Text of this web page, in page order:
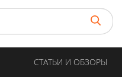
СТАТЬИ И ОБЗОРЫ